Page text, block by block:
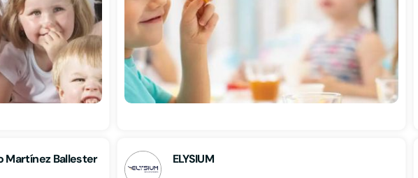
Martínez Ballester ELYSIUM